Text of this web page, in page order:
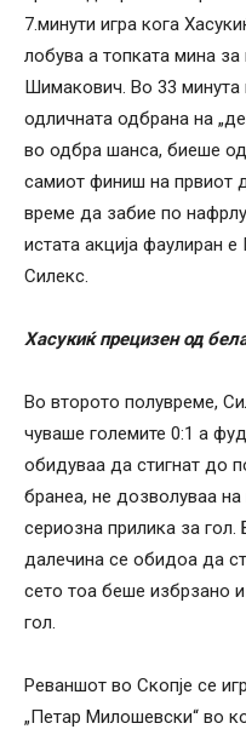
7.минути игра кога
лобува а топката мина
Шимакович. Во 33 минута
одличната одбрана на
во одбра шанса, биеше
самиот финиш на првиот
време да забие по
истата акција фаулиран
Силекс.
Хасукиќ прецизен од
Во второто полувреме,
чуваше големите 0:1 а
обидуваа да стигнат до
бранеа, не дозволуваа
сериозна прилика за
далечина се обидоа да
сето тоа беше избрзано
гол.
Реваншот во Скопје се
„Петар Милошевски“ во